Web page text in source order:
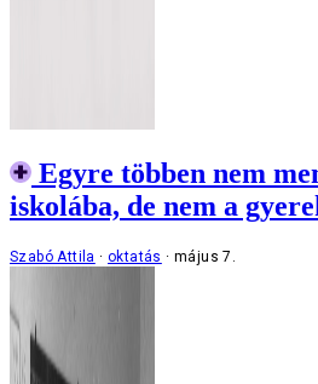
Egyre többen nem
iskolába, de nem a
Szabó Attila oktatás május 7.